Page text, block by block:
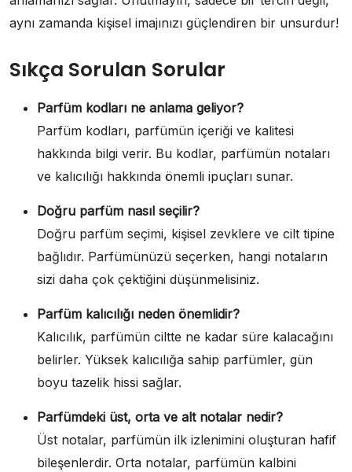
aynı zamanda kişisel imajınızı güçlendiren bir unsurdur!
Sıkça Sorulan Sorular
Parfüm kodları ne anlama geliyor?
Parfüm kodları, parfümün içeriği ve kalitesi
hakkında bilgi verir. Bu kodlar, parfümün notaları
ve kalıcılığı hakkında önemli ipuçları sunar.
Doğru parfüm nasıl seçilir?
Doğru parfüm seçimi, kişisel zevklere ve cilt tipine
bağlıdır. Parfümünüzü seçerken, hangi notaların
sizi daha çok çektiğini düşünmelisiniz.
Parfüm kalıcılığı neden önemlidir?
Kalıcılık, parfümün ciltte ne kadar süre kalacağını
belirler. Yüksek kalıcılığa sahip parfümler, gün
boyu tazelik hissi sağlar.
Parfümdeki üst, orta ve alt notalar nedir?
Üst notalar, parfümün ilk izlenimini oluşturan hafif
bileşenlerdir. Orta notalar, parfümün kalbini